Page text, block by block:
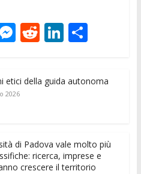
M
ss
e
er
R
di
Li
e
C
di
etici della guida autonoma
2026
di Padova vale molto più
ricerca, imprese e
crescere il territorio